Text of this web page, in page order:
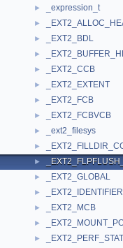
► _expression_t
►
► _EXT2_BDL
►
► _EXT2_CCB
► _EXT2_EXTENT
► _EXT2_FCB
► _EXT2_FCBVCB
► _ext2_filesys
►
►
► _EXT2_GLOBAL
► _EXT2_IDENTIFIER
► _EXT2_MCB
►
►